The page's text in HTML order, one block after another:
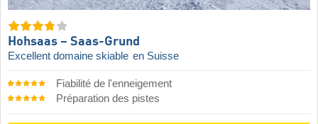
Hohsaas – Saas-Grund
Excellent domaine skiable en Suisse
Fiabilité de l'enneigement
Préparation des pistes